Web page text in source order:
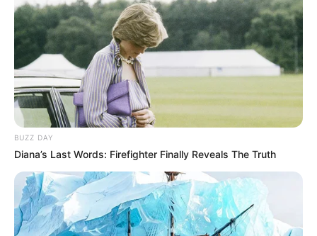
BUZZ DAY
Diana’s Last Words: Firefighter Finally Reveals The Truth